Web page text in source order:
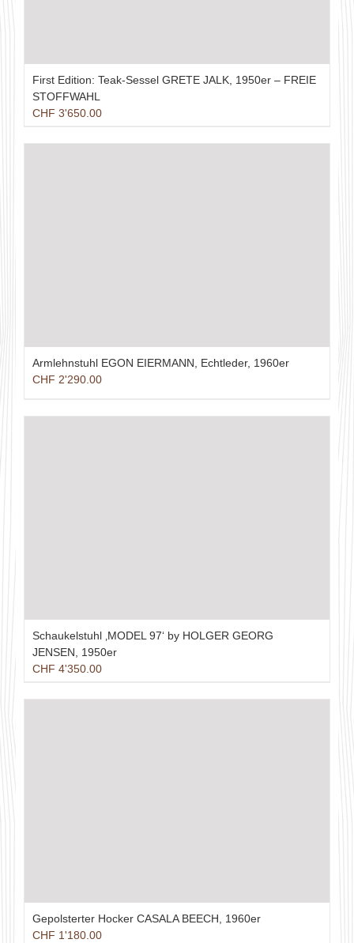
First Edition: Teak-Sessel GRETE JALK, 1950er – FREIE
STOFFWAHL
CHF 3'650.00
Armlehnstuhl EGON EIERMANN, Echtleder, 1960er
CHF 2'290.00
Schaukelstuhl ‚MODEL 97‘ by HOLGER GEORG
JENSEN, 1950er
CHF 4'350.00
Gepolsterter Hocker CASALA BEECH, 1960er
CHF 1'180.00